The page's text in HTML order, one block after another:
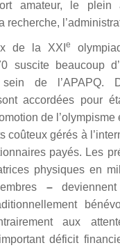
amateur, le plein
recherche,
de la XXI e
suscite beaucoup
de l’APAPQ.
accordées pour
de
coûteux gérés à
payés. Les
physiques en
–deviennent
aux
déficit